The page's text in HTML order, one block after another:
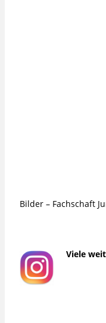
Bilder – Fachschaft
Viele